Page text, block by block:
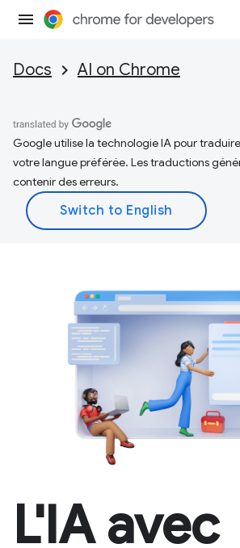
Docs AI on Chrome
Google utilise la technologie IA pour
votre langue préférée. Les traductions
contenir des erreurs.
L'IA avec